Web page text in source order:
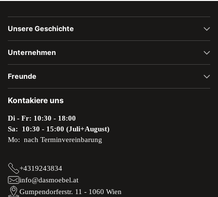
Unsere Geschichte
Unternehmen
Freunde
Kontakiere uns
Di - Fr: 10:30 - 18:00
Sa: 10:30 - 15:00 (Juli+August)
Mo: nach Terminvereinbarung
+4319243834
info@dasmoebel.at
Gumpendorferstr. 11 - 1060 Wien